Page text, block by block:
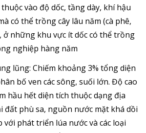
vào độ dốc, tầng dày, khí hậu
có thể trồng cây lâu năm (cà phê,
ở những khu vực ít dốc có thể trồng
nghiệp hàng năm
lũng: Chiếm khoảng 3% tổng diện
bố ven các sông, suối lớn. Độ cao
hầu hết diện tích thuộc dạng địa
đất phù sa, nguồn nước mặt khá dồi
với phát triển lúa nước và các loại